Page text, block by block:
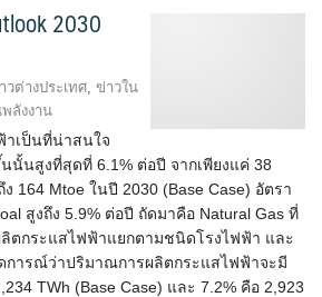
2030
วต่างประเทศ, ข่าวใน
ลังงาน
าเป็นที่น่าสนใจ
นั้นสูงที่สุดที่ 6.1% ต่อปี จากเพียงแค่ 38
164 Mtoe ในปี 2030 (Base Case) อัตรา
สูงถึง 5.9% ต่อปี ถัดมาคือ Natural Gas ที่
ตกระแสไฟฟ้าแยกตามชนิดโรงไฟฟ้า และ
การณ์ว่าปริมาณการผลิตกระแสไฟฟ้าจะมี
TWh (Base Case) และ 7.2% คือ 2,923